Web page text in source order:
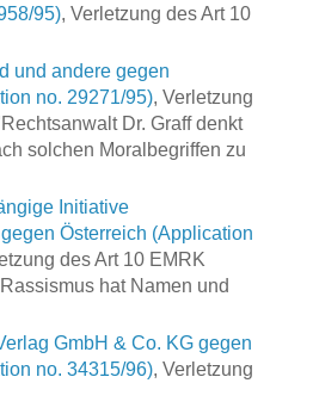
95), Verletzung des Art 10
und andere gegen
no. 29271/95), Verletzung
Dr. Graff denkt
solchen Moralbegriffen zu
Initiative
Österreich (Application
des Art 10 EMRK
hat Namen und
GmbH & Co. KG gegen
no. 34315/96), Verletzung